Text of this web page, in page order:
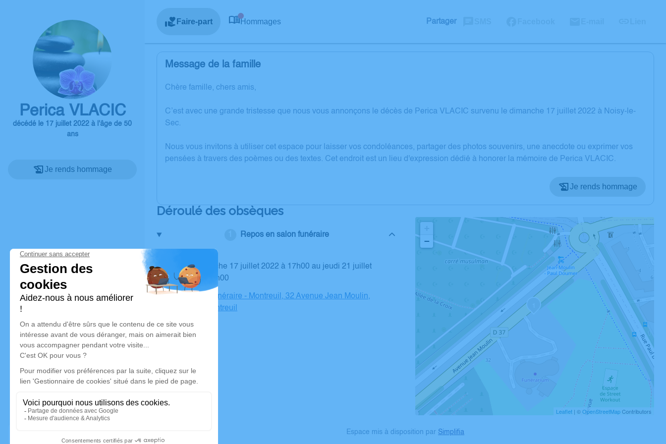
Perica VLACIC
décédé le 17 juillet 2022 à l'âge de 50
ans
Je rends hommage
Faire-part Hommages Partager
Message de la famille
Chère famille, chers amis,
C’est avec une grande tristesse que nous vous annonçons le décès de Perica VLACIC survenu le dimanche 17 juillet 2022 à Noisy-le-
Sec.
Nous vous invitons à utiliser cet espace pour laisser vos condoléances, partager des photos souvenirs, une anecdote ou exprimer vos
pensées à travers des poèmes ou des textes. Cet endroit est un lieu d'expression dédié à honorer la mémoire de Perica VLACIC.
Je rends hommage
Déroulé des obsèques
Repos en salon funéraire
Du dimanche 17 juillet 2022 à 17h00 au jeudi 21 juillet
2022 à 10h00
Maison Funéraire - Montreuil, 32 Avenue Jean Moulin,
93100 Montreuil
−
Leaflet | ©OpenStreetMapContributors
Espace mis à disposition par Simplifia